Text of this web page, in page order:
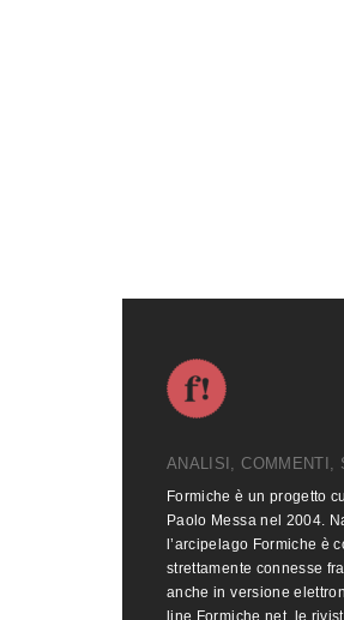
ANALISI, COMMENTI,
Formiche è un progetto
Paolo Messa nel 2004.
l’arcipelago Formiche è
strettamente connesse
anche in versione
line Formiche.net, le